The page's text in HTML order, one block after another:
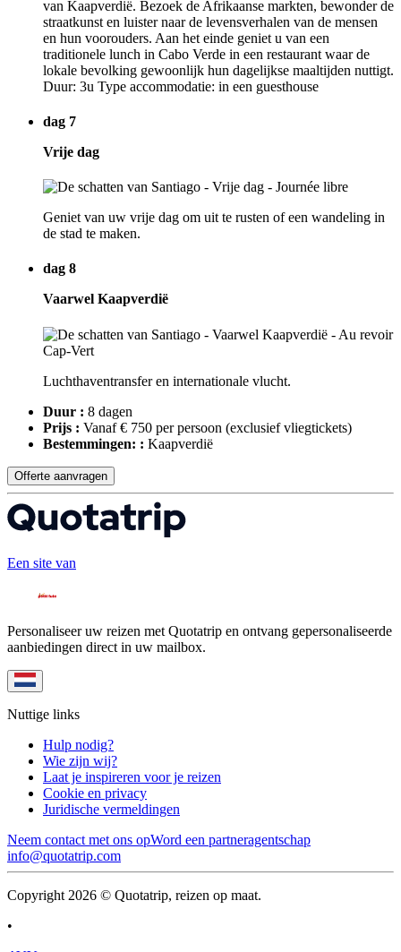
van Kaapverdië. Bezoek de Afrikaanse markten, bewonder de
straatkunst en luister naar de levensverhalen van de mensen
en hun voorouders. Aan het einde geniet u van een
traditionele lunch in Cabo Verde in een restaurant waar de
lokale bevolking gewoonlijk hun dagelijkse maaltijden nuttigt.
Duur: 3u Type accommodatie: in een guesthouse
dag 7
Vrije dag
Geniet van uw vrije dag om uit te rusten of een wandeling in
de stad te maken.
dag 8
Vaarwel Kaapverdië
Luchthaventransfer en internationale vlucht.
Duur : 8 dagen
Prijs : Vanaf € 750 per persoon (exclusief vliegtickets)
Bestemmingen: : Kaapverdië
Offerte aanvragen
Een site van
Personaliseer uw reizen met Quotatrip en ontvang gepersonaliseerde
aanbiedingen direct in uw mailbox.
Nuttige links
Hulp nodig?
Wie zijn wij?
Laat je inspireren voor je reizen
Cookie en privacy
Juridische vermeldingen
Neem contact met ons opWord een partneragentschap
info@quotatrip.com
Copyright 2026 © Quotatrip, reizen op maat.
•